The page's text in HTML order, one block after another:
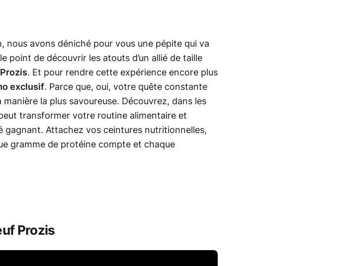
nous avons déniché pour vous une pépite qui va
point de découvrir les atouts d’un allié de taille
. Et pour rendre cette expérience encore plus
exclusif. Parce que, oui, votre quête constante
la plus savoureuse. Découvrez, dans les
transformer votre routine alimentaire et
gagnant. Attachez vos ceintures nutritionnelles,
gramme de protéine compte et chaque
Prozis